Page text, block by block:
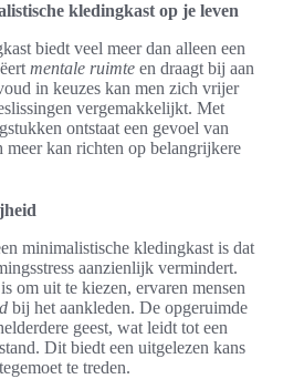
kledingkast op je leven
biedt veel meer dan alleen een
mentale ruimte en draagt bij aan
in keuzes kan men zich vrijer
vergemakkelijkt. Met
ontstaat een gevoel van
meer kan richten op belangrijkere
minimalistische kledingkast is dat
aanzienlijk vermindert.
om uit te kiezen, ervaren mensen
bij het aankleden. De opgeruimde
geest, wat leidt tot een
Dit biedt een uitgelezen kans
te treden.